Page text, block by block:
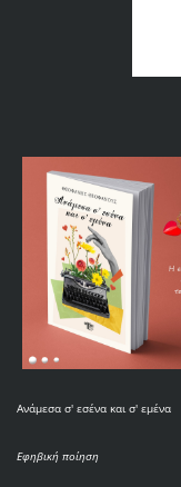
Ανάμεσα σ' εσένα και σ' εμένα
Εφηβική ποίηση